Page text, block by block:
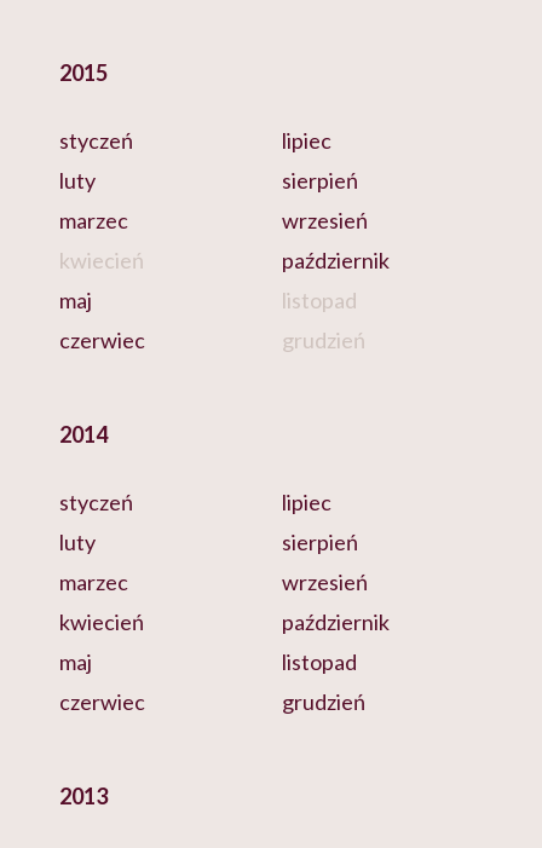
2015
styczeń
luty
marzec
kwiecień
maj
czerwiec
lipiec
sierpień
wrzesień
październik
listopad
grudzień
2014
styczeń
luty
marzec
kwiecień
maj
czerwiec
lipiec
sierpień
wrzesień
październik
listopad
grudzień
2013